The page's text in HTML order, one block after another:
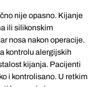
nije opasno. Kijanje
ili silikonskim
nosa nakon operacije.
kontrolu alergijskih
kijanja. Pacijenti
i kontrolisano. U retkim